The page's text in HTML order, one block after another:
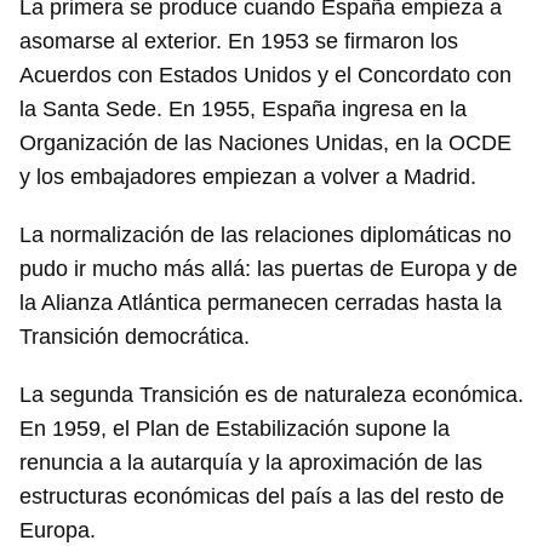
La primera se produce cuando España empieza a
asomarse al exterior. En 1953 se firmaron los
Acuerdos con Estados Unidos y el Concordato con
la Santa Sede. En 1955, España ingresa en la
Organización de las Naciones Unidas, en la OCDE
y los embajadores empiezan a volver a Madrid.
La normalización de las relaciones diplomáticas no
pudo ir mucho más allá: las puertas de Europa y de
la Alianza Atlántica permanecen cerradas hasta la
Transición democrática.
La segunda Transición es de naturaleza económica.
En 1959, el Plan de Estabilización supone la
renuncia a la autarquía y la aproximación de las
estructuras económicas del país a las del resto de
Europa.